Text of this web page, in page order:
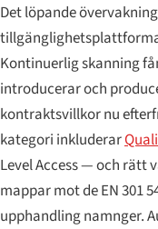
Det löpande
Kontinuerlig skanning
introducerar och
kontraktsvillkor nu
kategori inkluderar
Level Access — och rätt
mappar mot de EN 301
upphandling namnger.